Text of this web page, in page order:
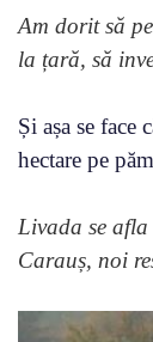
Am dorit să
la țară, să
Și așa se
hectare pe
Livada se
Carauș, noi